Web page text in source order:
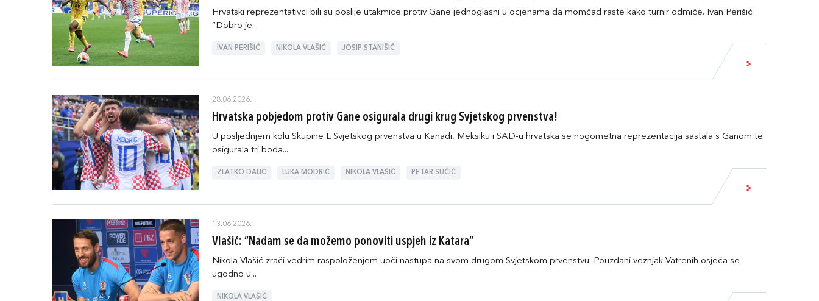
Hrvatski reprezentativci bili su poslije utakmice protiv Gane jednoglasni u ocjenama da momčad raste kako turnir odmiče. Ivan Perišić:
“Dobro je...
IVAN PERIŠIĆ NIKOLA VLAŠIĆ JOSIP STANIŠIĆ
28.06.2026.
Hrvatska pobjedom protiv Gane osigurala drugi krug Svjetskog prvenstva!
U posljednjem kolu Skupine L Svjetskog prvenstva u Kanadi, Meksiku i SAD-u hrvatska se nogometna reprezentacija sastala s Ganom te
osigurala tri boda...
ZLATKO DALIĆ LUKA MODRIĆ NIKOLA VLAŠIĆ PETAR SUČIĆ
13.06.2026.
Vlašić: “Nadam se da možemo ponoviti uspjeh iz Katara“
Nikola Vlašić zrači vedrim raspoloženjem uoči nastupa na svom drugom Svjetskom prvenstvu. Pouzdani veznjak Vatrenih osjeća se
ugodno u...
NIKOLA VLAŠIĆ